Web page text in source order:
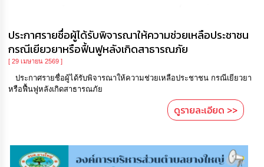
ประกาศรายชื่อผู้ได้รับพิจารณาให้ความช่วยเหลือประชาชน
กรณีเยียวยาหรือฟื้นฟูหลังเกิดสาธารณภัย
[ 29 เมษายน 2569 ]
ประกาศรายชื่อผู้ได้รับพิจารณาให้ความช่วยเหลือประชาชน กรณีเยียวยา
หรือฟื้นฟูหลังเกิดสาธารณภัย
ดูรายละเอียด >>